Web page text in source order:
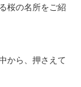
桜の名所をご紹
から、押さえて